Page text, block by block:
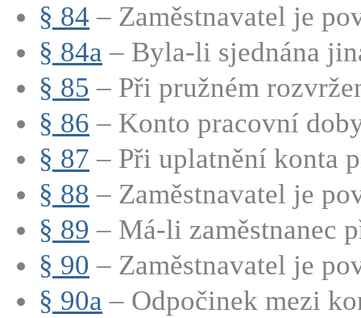
§ 84 – Zaměstnavatel je
§ 84a – Byla-li sjednána
§ 85 – Při pružném
§ 86 – Konto pracovní
§ 87 – Při uplatnění konta
§ 88 – Zaměstnavatel je
§ 89 – Má-li zaměstnanec
§ 90 – Zaměstnavatel je
§ 90a – Odpočinek mezi